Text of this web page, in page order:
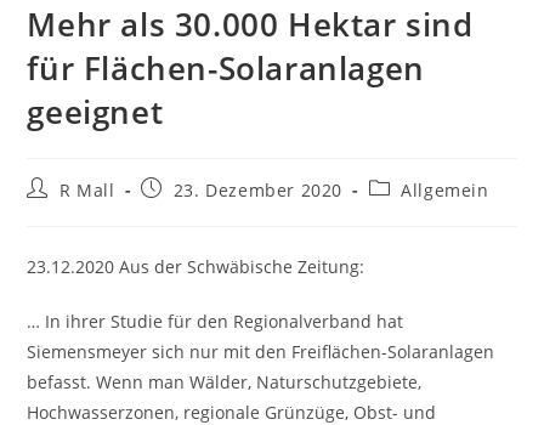
Mehr als 30.000 Hektar sind
für Flächen-​Solaranlagen
geeignet
Beitrags-
R Mall
Beitrag23. Dezember 2020
Beitrags-
Allgemein
23.12.2020 Aus der Schwäbische Zeitung:
… In ihrer Studie für den Regionalverband hat
Siemensmeyer sich nur mit den Freiflächen-Solaranlagen
befasst. Wenn man Wälder, Naturschutzgebiete,
Hochwasserzonen, regionale Grünzüge, Obst- und